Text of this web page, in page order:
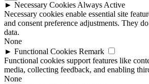
► Necessary Cookies Always Active
Necessary cookies enable essential site
and consent preference adjustments. They
data.
None
► Functional Cookies Remark
Functional cookies support features like
media, collecting feedback, and enabling
None